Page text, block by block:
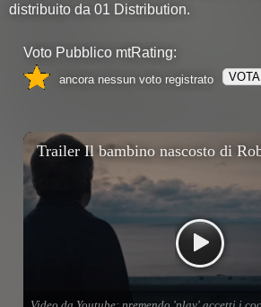
distribuito da 01 Distribution.
Voto Pubblico mtRating:
ancora nessun voto registrato VOTA